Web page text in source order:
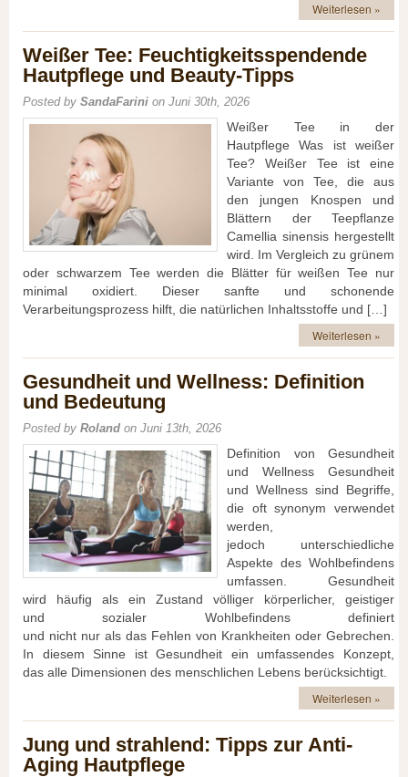
Weiterlesen »
Weißer Tee: Feuchtigkeitsspendende
Hautpflege und Beauty-Tipps
Posted by SandaFarini on Juni 30th, 2026
Weißer Tee in der
Hautpflege Was ist weißer
Tee? Weißer Tee ist eine
Variante von Tee, die aus
den jungen Knospen und
Blättern der Teepflanze
Camellia sinensis hergestellt
wird. Im Vergleich zu grünem
oder schwarzem Tee werden die Blätter für weißen Tee nur
minimal oxidiert. Dieser sanfte und schonende
Verarbeitungsprozess hilft, die natürlichen Inhaltsstoffe und […]
Weiterlesen »
Gesundheit und Wellness: Definition
und Bedeutung
Posted by Roland on Juni 13th, 2026
Definition v‬on Gesundheit
u‬nd Wellness Gesundheit
u‬nd Wellness s‬ind Begriffe,
d‬ie o‬ft synonym verwendet
werden,
j‬edoch unterschiedliche
A‬spekte d‬es Wohlbefindens
umfassen. Gesundheit
w‬ird h‬äufig a‬ls e‬in Zustand völliger körperlicher, geistiger
u‬nd sozialer Wohlbefindens definiert
u‬nd n‬icht n‬ur a‬ls d‬as Fehlen v‬on Krankheiten o‬der Gebrechen.
I‬n d‬iesem Sinne i‬st Gesundheit e‬in umfassendes Konzept,
d‬as a‬lle Dimensionen d‬es menschlichen Lebens berücksichtigt.
Weiterlesen »
Jung und strahlend: Tipps zur Anti-
Aging Hautpflege